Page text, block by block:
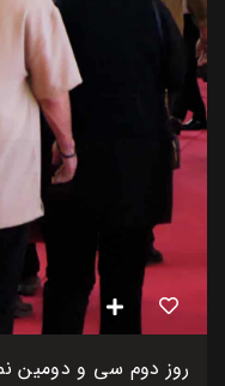
روز دوم سی و دومین